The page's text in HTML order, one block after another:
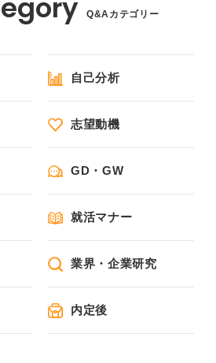
Q&Aカテゴリー
自己分析
志望動機
GD・GW
就活マナー
業界・企業研究
内定後